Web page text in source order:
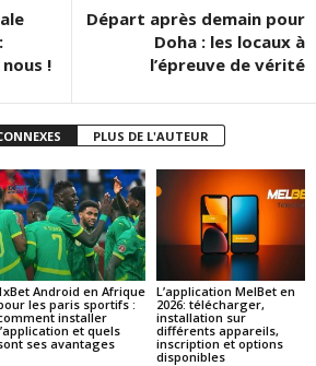
!
Départ après demain pour
Doha : les locaux à
l’épreuve de vérité
PLUS DE L'AUTEUR
Android en Afrique
les paris sportifs :
installer
et quels
ses avantages
L’application MelBet en
2026: télécharger,
installation sur
différents appareils,
inscription et options
disponibles